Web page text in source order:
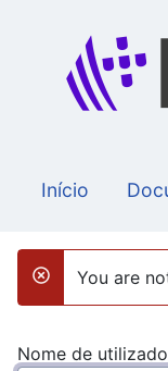
Início
danger
You are
Nome de